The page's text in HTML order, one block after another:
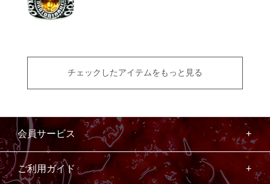
チェックしたアイテムをもっと見る
会員サービス
ご利用ガイド